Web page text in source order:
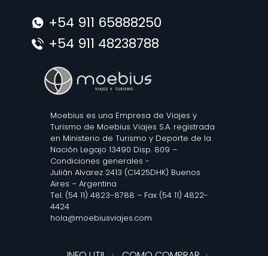
+54 911 65888250
+54 911 48238788
Moebius es una Empresa de Viajes y
Turismo de Moebius Viajes S.A. registrada
en Ministerio de Turismo y Deporte de la
Nación Legajo 13490 Disp. 809 –
Condiciones generales -
Julián Alvarez 2413 (C1425DHK) Buenos
Aires – Argentina
Tel. (54 11) 4823-8788 – Fax (54 11) 4822-
4424
hola@moebiusviajes.com